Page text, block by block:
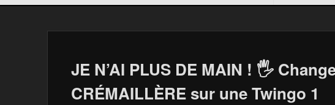
JE N’AI PLUS DE MAIN ! 🖐
CRÉMAILLÈRE sur une Twingo 1